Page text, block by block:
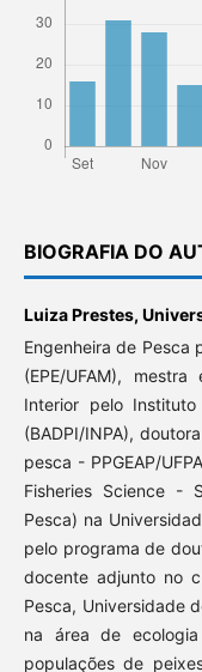
BIOGRAFIA DO
Luiza Prestes,
Engenheira de Pesca
(EPE/UFAM),
Interior pelo
(BADPI/INPA),
pesca - PPGEAP/
Fisheries Science -
Pesca) na
pelo programa de
docente adjunto no
Pesca, Universidade
na área de
populações de